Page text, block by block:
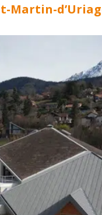
Martin-